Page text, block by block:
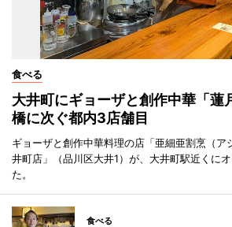
食べる
大井町にギョーザと創作中華「
橋に次ぐ都内3店舗目
ギョーザと創作中華料理の店「亜細亜割烹（ア
井町店」（品川区大井1）が、大井町駅近くに
た。
食べる